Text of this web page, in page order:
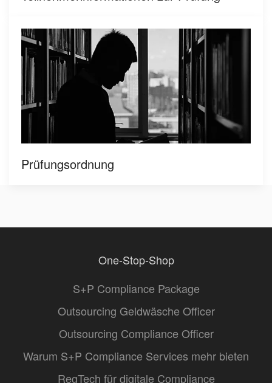
Prüfungsordnung
One-Stop-Shop
S+P Compliance Package
Outsourcing Geldwäsche Officer
Outsourcing Compliance Officer
Warum S+P Compliance Services mehr bieten
RegTech für digitale Compliance